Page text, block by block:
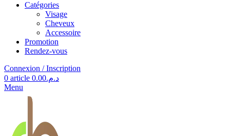
Catégories
Visage
Cheveux
Accessoire
Promotion
Rendez-vous
Connexion / Inscription
0 article د.م.0.00
Menu